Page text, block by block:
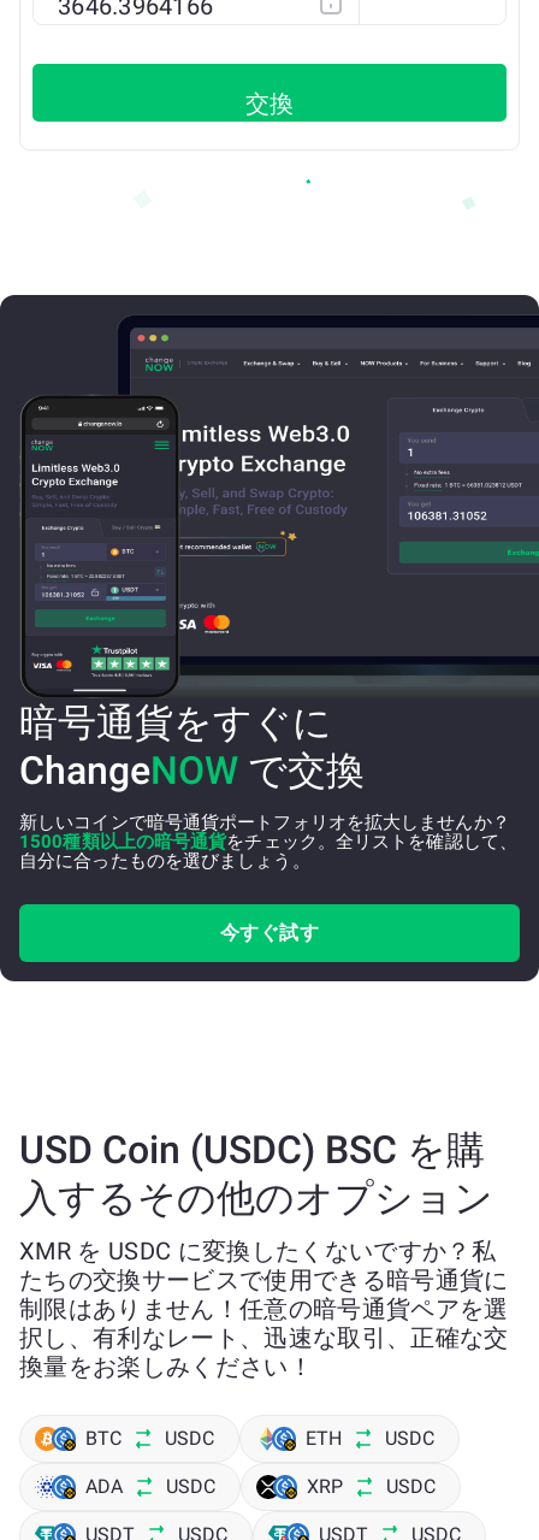
交換
暗号通貨をすぐに
ChangeNOW で交換
新しいコインで暗号通貨ポートフォリオを拡大しませんか？
1500種類以上の暗号通貨をチェック。全リストを確認して、
自分に合ったものを選びましょう。
今すぐ試す
USD Coin (USDC) BSC を購
入するその他のオプション
XMR を USDC に変換したくないですか？私
たちの交換サービスで使用できる暗号通貨に
制限はありません！任意の暗号通貨ペアを選
択し、有利なレート、迅速な取引、正確な交
換量をお楽しみください！
BTC USDC ETH USDC
ADA USDC XRP USDC
USDT USDC USDT USDC